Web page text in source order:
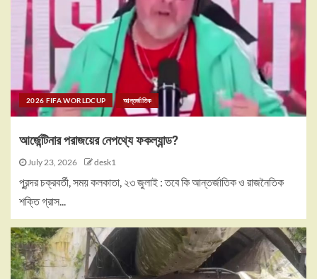
2026 FIFA WORLDCUP আন্তর্জাতিক
আর্জেন্টিনার পরাজয়ের নেপথ্যে ফকল্যান্ড?
July 23, 2026 desk1
পুরন্দর চক্রবর্তী, সময় কলকাতা, ২৩ জুলাই : তবে কি আন্তর্জাতিক ও রাজনৈতিক
শক্তি গ্রাস...